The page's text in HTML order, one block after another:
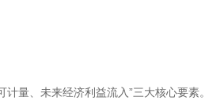
量、未来经济利益流入”三大核心要素。